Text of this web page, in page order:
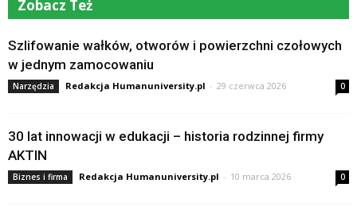
Zobacz Też
Szlifowanie wałków, otworów i powierzchni czołowych
w jednym zamocowaniu
Narzędzia Redakcja Humanuniversity.pl - 29 czerwca 2026 0
30 lat innowacji w edukacji – historia rodzinnej firmy
AKTIN
Biznes i firma Redakcja Humanuniversity.pl - 10 marca 2026 0